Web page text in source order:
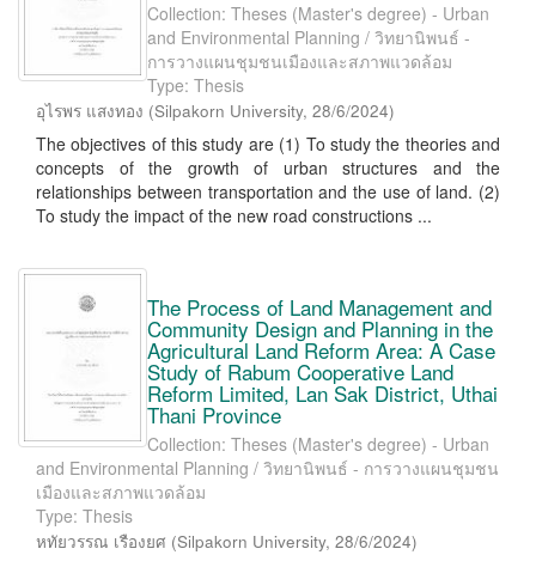
Collection: Theses (Master's degree) - Urban
and Environmental Planning / วิทยานิพนธ์ -
การวางแผนชุมชนเมืองและสภาพแวดล้อม
Type: Thesis
อุไรพร แสงทอง (Silpakorn University, 28/6/2024)
The objectives of this study are (1) To study the theories and
concepts of the growth of urban structures and the
relationships between transportation and the use of land. (2)
To study the impact of the new road constructions ...
The Process of Land Management and
Community Design and Planning in the
Agricultural Land Reform Area: A Case
Study of Rabum Cooperative Land
Reform Limited, Lan Sak District, Uthai
Thani Province
Collection: Theses (Master's degree) - Urban
and Environmental Planning / วิทยานิพนธ์ - การวางแผนชุมชน
เมืองและสภาพแวดล้อม
Type: Thesis
หทัยวรรณ เรืองยศ (Silpakorn University, 28/6/2024)